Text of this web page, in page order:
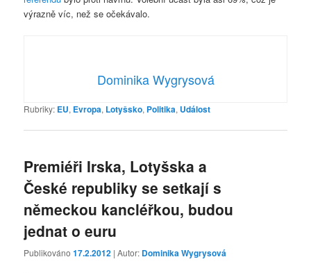
výrazně víc, než se očekávalo.
Dominika Wygrysová
Rubriky: EU, Evropa, Lotyšsko, Politika, Událost
Premiéři Irska, Lotyšska a
České republiky se setkají s
německou kancléřkou, budou
jednat o euru
Publikováno17.2.2012 | Autor: Dominika Wygrysová